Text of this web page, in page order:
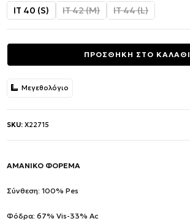
was:
τιμή
241.50€.
IT 40 (S) IT 42 (M) IT 44 (L)
ΠΡΟΣΘΗΚΗ ΣΤΟ ΚΑΛΑΘΙ
Μεγεθολόγιο
SKU:X22715
ΑΜΑΝΙΚΟ ΦΟΡΕΜΑ
Σύνθεση: 100% Pes
Φόδρα: 67% Vis-33% Ac